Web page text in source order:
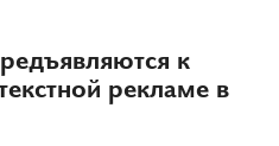
к
рекламе в